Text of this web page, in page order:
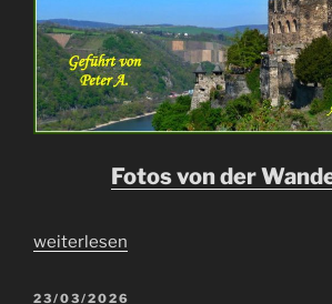
Fotos von der
„w20260509“
weiterlesen
VERÖFFENTLICHT
23/03/2026